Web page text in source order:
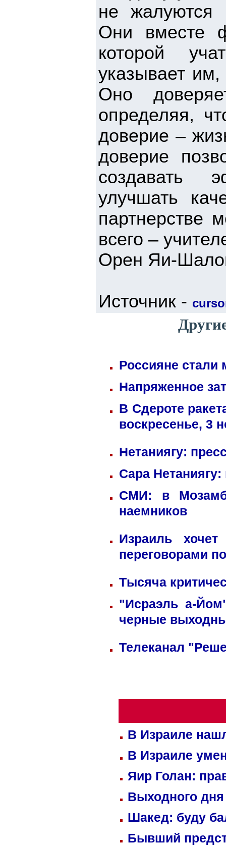
не жалуются
Они вместе
которой
указывает
Оно
определяя,
доверие –
доверие
создавать
улучшать
партнерстве
всего –
Орен Яи-
Источник -
Россияне стали
Напряженное
В Сдероте
воскресенье, 3
Нетаниягу:
Сара
СМИ: в
наемников
Израиль
переговорами
Тысяча
"Исраэль а-
черные
Телеканал
В Израиле
В Израиле
Яир Голан:
Выходного
Шакед: буду
Бывший